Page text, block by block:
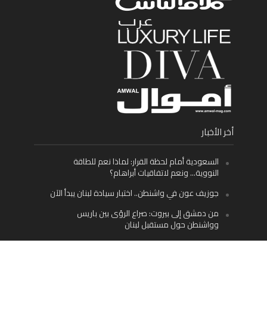
أخر الأخبار
السعودية أمام لحظة القرار: لماذا نعم للطاقة
النووية… ونعم لاتفاقيات أبراهام؟
جوزيف عون في واشنطن.. اختبار سيادة لبنان يبدأ الآن
من دمشق إلى بيروت: صراع الرؤى بين باريس
وواشنطن حول مستقبل لبنان
اليسار اللبناني «اليقظ» وسيادة الدولة: لماذا يُعدّ نزع